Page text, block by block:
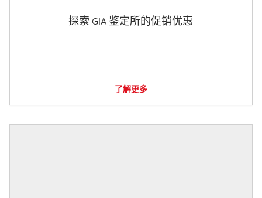
探索 GIA 鉴定所的促销优惠
了解更多